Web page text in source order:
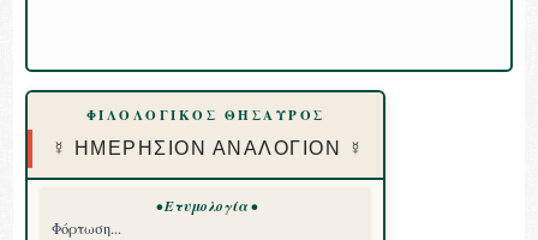
ΦΙΛΟΛΟΓΙΚΟΣ ΘΗΣΑΥΡΟΣ
☿ ΗΜΕΡΗΣΙΟΝ ΑΝΑΛΟΓΙΟΝ ☿
• Ετυμολογία •
Φόρτωση...